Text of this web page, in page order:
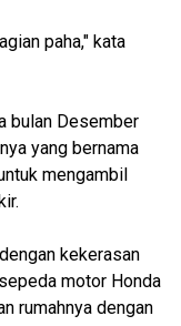
paha," kata
bulan Desember
yang bernama
mengambil
kekerasan
motor Honda
rumahnya dengan